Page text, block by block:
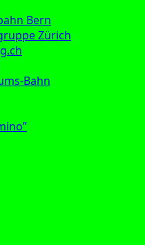
Bern
Zürich
Bahn